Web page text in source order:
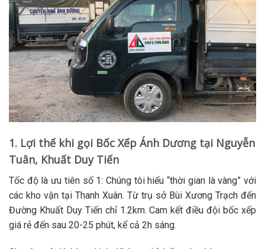
1. Lợi thế khi gọi Bốc Xếp Ánh Dương tại Nguyễn
Tuân, Khuất Duy Tiến
Tốc độ là ưu tiên số 1: Chúng tôi hiểu “thời gian là vàng” với
các kho vận tại Thanh Xuân. Từ trụ sở Bùi Xương Trạch đến
Đường Khuất Duy Tiến chỉ 1.2km. Cam kết điềuđội bốc xếp
giá rẻ đến sau 20-25 phút, kể cả 2h sáng.